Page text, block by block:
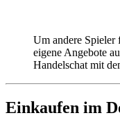
Um andere Spieler
eigene Angebote
Handelschat mit
Einkaufen im